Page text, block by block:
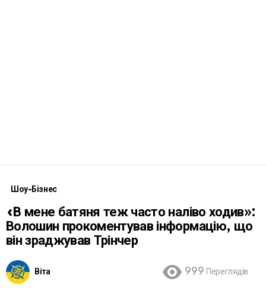
Шоу-Бізнес
«В мене батяня теж часто наліво ходив»:
Волошин прокоментував інформацію, що
він зраджував Трінчер
Віта 999 Переглядів